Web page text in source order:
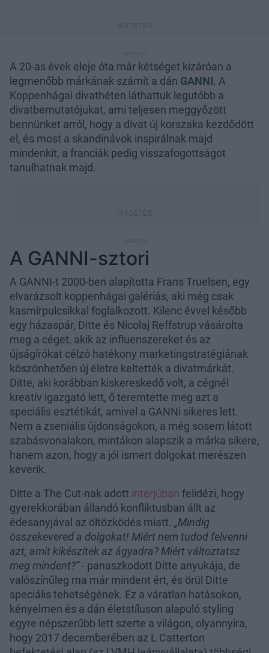
A 20-as évek eleje óta már kétséget kizáróan a
legmenőbb márkának számít a dán GANNI. A
Koppenhágai divathéten láthattuk legutóbb a
divatbemutatójukat, ami teljesen meggyőzött
bennünket arról, hogy a divat új korszaka kezdődött
el, és most a skandinávok inspirálnak majd
mindenkit, a franciák pedig visszafogottságot
tanulhatnak majd.
A GANNI-sztori
A GANNI-t 2000-ben alapította Frans Truelsen, egy
elvarázsolt koppenhágai galériás, aki még csak
kasmírpulcsikkal foglalkozott. Kilenc évvel később
egy házaspár, Ditte és Nicolaj Reffstrup vásárolta
meg a céget, akik az influenszereket és az
újságírókat célzó hatékony marketingstratégiának
köszönhetően új életre keltették a divatmárkát.
Ditte, aki korábban kiskereskedő volt, a cégnél
kreatív igazgató lett, ő teremtette meg azt a
speciális esztétikát, amivel a GANNi sikeres lett.
Nem a zseniális újdonságokon, a még sosem látott
szabásvonalakon, mintákon alapszik a márka sikere,
hanem azon, hogy a jól ismert dolgokat merészen
keverik.
Ditte a The Cut-nak adott interjúban felidézi, hogy
gyerekkorában állandó konfliktusban állt az
édesanyjával az öltözködés miatt. „Mindig
összekevered a dolgokat! Miért nem tudod felvenni
azt, amit kikészítek az ágyadra? Miért változtatsz
meg mindent?”- panaszkodott Ditte anyukája, de
valószínűleg ma már mindent ért, és örül Ditte
speciális tehetségének. Ez a váratlan hatásokon,
kényelmen és a dán életstíluson alapuló styling
egyre népszerűbb lett szerte a világon, olyannyira,
hogy 2017 decemberében az L Catterton